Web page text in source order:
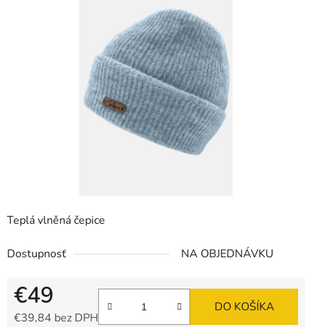
Teplá vlněná čepice
Dostupnosť NA OBJEDNÁVKU
€49
€39,84 bez DPH
DO KOŠÍKA